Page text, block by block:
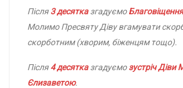
Після3 десятказгадуємоБлаговіщення
Молимо Пресвяту Діву вгамувати
скорботним (хворим, біженцям тощо).
Після4 десятказгадуємозустріч Діви
Єлизаветою.